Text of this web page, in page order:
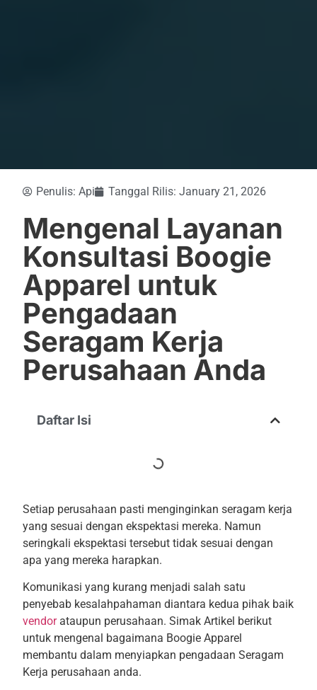
Penulis: Api Tanggal Rilis: January 21, 2026
Mengenal Layanan
Konsultasi Boogie
Apparel untuk
Pengadaan
Seragam Kerja
Perusahaan Anda
Daftar Isi
Setiap perusahaan pasti menginginkan seragam kerja
yang sesuai dengan ekspektasi mereka. Namun
seringkali ekspektasi tersebut tidak sesuai dengan
apa yang mereka harapkan.
Komunikasi yang kurang menjadi salah satu
penyebab kesalahpahaman diantara kedua pihak baik
vendorataupun perusahaan. Simak Artikel berikut
untuk mengenal bagaimana Boogie Apparel
membantu dalam menyiapkan pengadaan Seragam
Kerja perusahaan anda.